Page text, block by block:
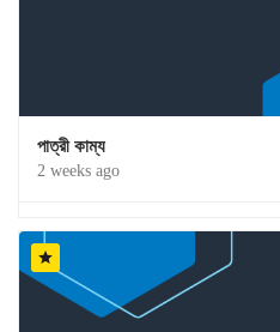
পাত্রী কাম্য
2 weeks ago